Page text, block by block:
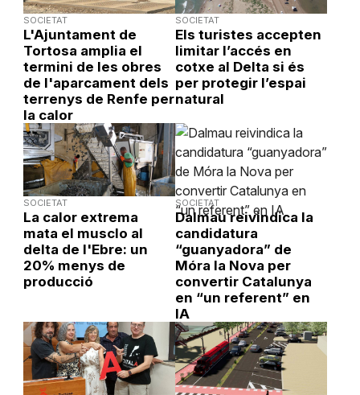
SOCIETAT
L'Ajuntament de
Tortosa amplia el
termini de les obres
de l'aparcament dels
terrenys de Renfe per
la calor
SOCIETAT
Els turistes accepten
limitar l’accés en
cotxe al Delta si és
per protegir l’espai
natural
SOCIETAT
La calor extrema
mata el musclo al
delta de l'Ebre: un
20% menys de
producció
SOCIETAT
Dalmau reivindica la
candidatura
“guanyadora” de
Móra la Nova per
convertir Catalunya
en “un referent” en
IA